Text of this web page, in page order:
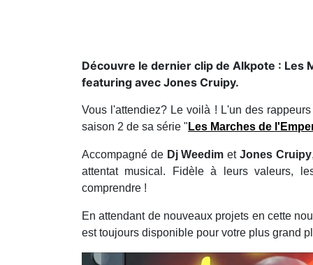
Découvre le dernier clip de Alkpote : Les
featuring avec Jones Cruipy.
Vous l'attendiez? Le voilà ! L'un des
saison 2 de sa série " Les Marches de
Accompagné de Dj Weedim et Jones Cruipy
attentat musical. Fidèle à leurs valeurs,
comprendre !
En attendant de nouveaux projets en cette
est toujours disponible pour votre plus grand